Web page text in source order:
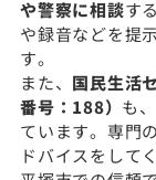
や警察に相談す
や録音などを提
す。
また、 国民生活
番号：188） も
ています。専門
ドバイスをして